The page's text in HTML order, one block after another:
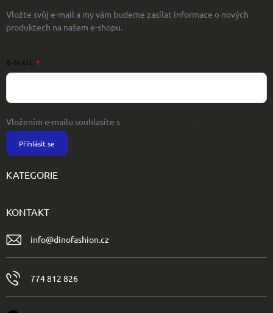
Vložte svůj e-mail a my vám budeme zasílat informace o nových
produktech na našem e-shopu.
E-MAIL
Vložením e-mailu souhlasíte s
Přihlásit se
KATEGORIE
KONTAKT
info@dinofashion.cz
774 812 826